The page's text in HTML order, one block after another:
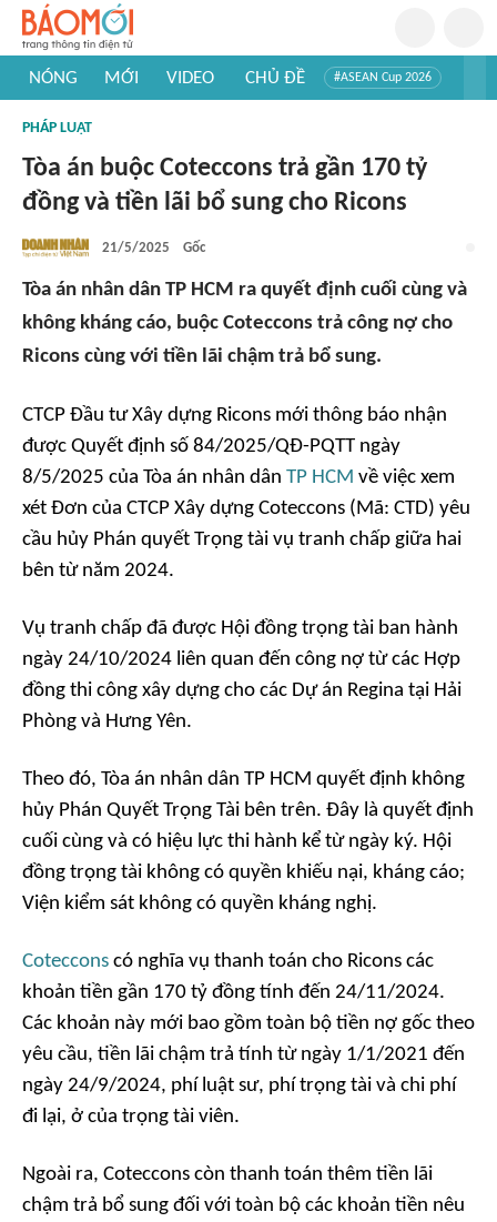
NÓNG MỚI VIDEO CHỦ ĐỀ #ASEAN Cup 2026
#Khám phá thế giới
PHÁP LUẬT
Tòa án buộc Coteccons trả gần 170 tỷ
đồng và tiền lãi bổ sung cho Ricons
21/5/2025 Gốc
Tòa án nhân dân TP HCM ra quyết định cuối cùng và
không kháng cáo, buộc Coteccons trả công nợ cho
Ricons cùng với tiền lãi chậm trả bổ sung.
CTCP Đầu tư Xây dựng Ricons mới thông báo nhận
được Quyết định số 84/2025/QĐ-PQTT ngày
8/5/2025 của Tòa án nhân dân TP HCM về việc xem
xét Đơn của CTCP Xây dựng Coteccons (Mã: CTD) yêu
cầu hủy Phán quyết Trọng tài vụ tranh chấp giữa hai
bên từ năm 2024.
Vụ tranh chấp đã được Hội đồng trọng tài ban hành
ngày 24/10/2024 liên quan đến công nợ từ các Hợp
đồng thi công xây dựng cho các Dự án Regina tại Hải
Phòng và Hưng Yên.
Theo đó, Tòa án nhân dân TP HCM quyết định không
hủy Phán Quyết Trọng Tài bên trên. Đây là quyết định
cuối cùng và có hiệu lực thi hành kể từ ngày ký. Hội
đồng trọng tài không có quyền khiếu nại, kháng cáo;
Viện kiểm sát không có quyền kháng nghị.
Coteccons có nghĩa vụ thanh toán cho Ricons các
khoản tiền gần 170 tỷ đồng tính đến 24/11/2024.
Các khoản này mới bao gồm toàn bộ tiền nợ gốc theo
yêu cầu, tiền lãi chậm trả tính từ ngày 1/1/2021 đến
ngày 24/9/2024, phí luật sư, phí trọng tài và chi phí
đi lại, ở của trọng tài viên.
Ngoài ra, Coteccons còn thanh toán thêm tiền lãi
chậm trả bổ sung đối với toàn bộ các khoản tiền nêu